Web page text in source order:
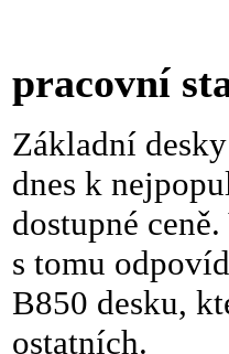
pracovní
Základní
dnes k
dostupné
s tomu
B850 desku,
ostatních.